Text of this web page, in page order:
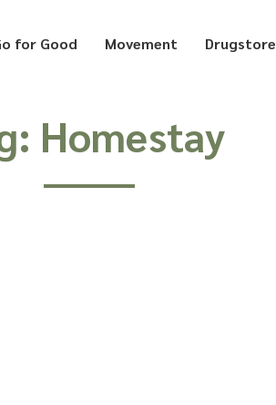
for Good Movement Drugstore
Homestay